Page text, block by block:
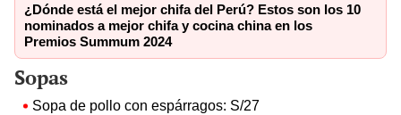
¿Dónde está el mejor chifa del Perú? Estos son los 10
nominados a mejor chifa y cocina china en los
Premios Summum 2024
Sopas
Sopa de pollo con espárragos: S/27